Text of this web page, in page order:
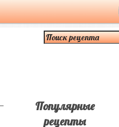
Популярные
рецепты